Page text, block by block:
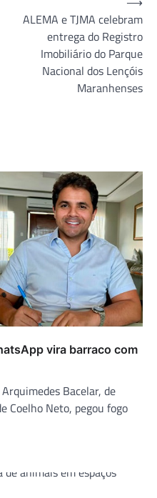
ALEMA e TJMA celebram
entrega do Registro
Imobiliário do Parque
Nacional dos Lençóis
Maranhenses
vira barraco com
Bacelar, de
Coelho Neto, pegou fogo